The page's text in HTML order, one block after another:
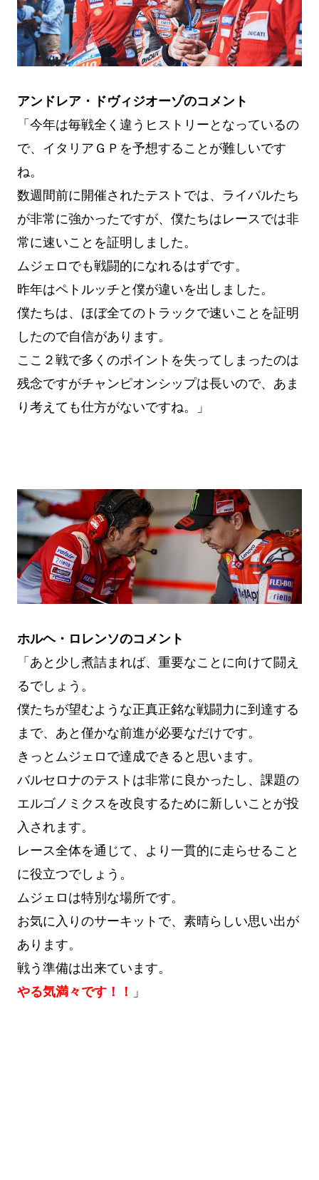
アンドレア・ドヴィジオーゾのコメント
「今年は毎戦全く違うヒストリーとなっているの
で、イタリアＧＰを予想することが難しいです
ね。
数週間前に開催されたテストでは、ライバルたち
が非常に強かったですが、僕たちはレースでは非
常に速いことを証明しました。
ムジェロでも戦闘的になれるはずです。
昨年はペトルッチと僕が違いを出しました。
僕たちは、ほぼ全てのトラックで速いことを証明
したので自信があります。
ここ２戦で多くのポイントを失ってしまったのは
残念ですがチャンピオンシップは長いので、あま
り考えても仕方がないですね。」
ホルヘ・ロレンソのコメント
「あと少し煮詰まれば、重要なことに向けて闘え
るでしょう。
僕たちが望むような正真正銘な戦闘力に到達する
まで、あと僅かな前進が必要なだけです。
きっとムジェロで達成できると思います。
バルセロナのテストは非常に良かったし、課題の
エルゴノミクスを改良するために新しいことが投
入されます。
レース全体を通じて、より一貫的に走らせること
に役立つでしょう。
ムジェロは特別な場所です。
お気に入りのサーキットで、素晴らしい思い出が
あります。
戦う準備は出来ています。
やる気満々です！！
」